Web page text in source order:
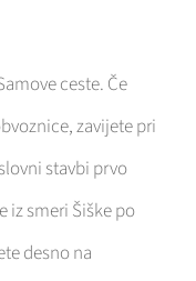
ceste. Če
zavijete pri
stavbi prvo
iz smeri Šiške po
desno na